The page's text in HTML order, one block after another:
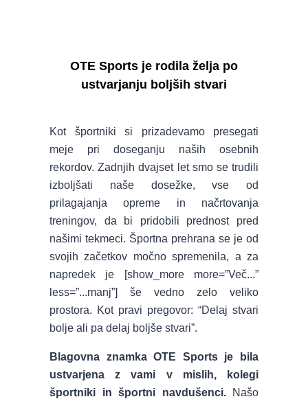
OTE Sports je rodila želja po
ustvarjanju boljših stvari
Kot športniki si prizadevamo presegati
meje pri doseganju naših osebnih
rekordov. Zadnjih dvajset let smo se trudili
izboljšati naše dosežke, vse od
prilagajanja opreme in načrtovanja
treningov, da bi pridobili prednost pred
našimi tekmeci. Športna prehrana se je od
svojih začetkov močno spremenila, a za
napredek je [show_more more=”Več...”
less=”...manj”] še vedno zelo veliko
prostora. Kot pravi pregovor: “Delaj stvari
bolje ali pa delaj boljše stvari”.
Blagovna znamka OTE Sports je bila
ustvarjena z vami v mislih, kolegi
športniki in športni navdušenci.Našo